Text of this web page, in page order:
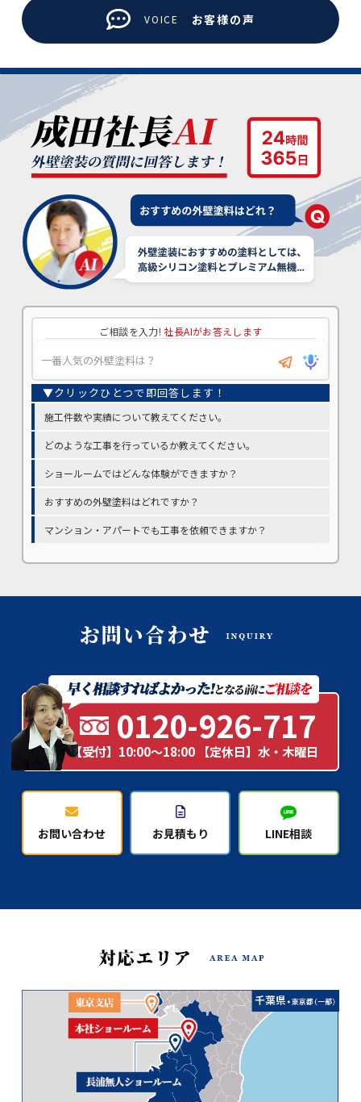
VOICE お客様の声
ご相談を入力! 社長AIがお答えします
施工件数や実績について教えてください。
どのような工事を行っているか教えてください。
ショールームではどんな体験ができますか？
おすすめの外壁塗料はどれですか？
マンション・アパートでも工事を依頼できますか？
0120-926-717
【受付】10:00～18:00 【定休日】水・木曜日
お問い合わせ お見積もり LINE相談